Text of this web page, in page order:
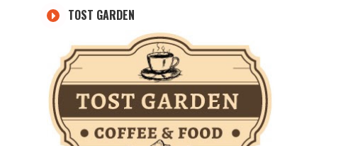
TOST GARDEN